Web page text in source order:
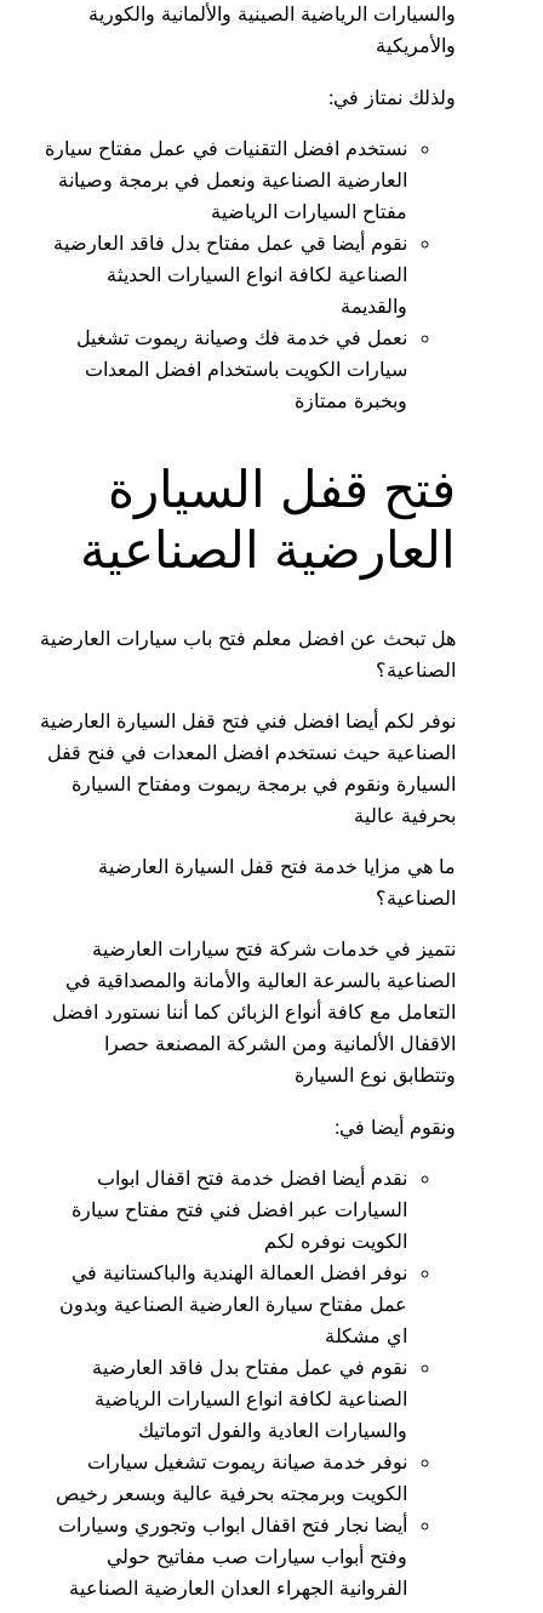
والسيارات الرياضية الصينية والألمانية والكورية
والأمريكية
ولذلك نمتاز في:
نستخدم افضل التقنيات في عمل مفتاح سيارة
العارضية الصناعية ونعمل في برمجة وصيانة
مفتاح السيارات الرياضية
نقوم أيضا قي عمل مفتاح بدل فاقد العارضية
الصناعية لكافة انواع السيارات الحديثة
والقديمة
نعمل في خدمة فك وصيانة ريموت تشغيل
سيارات الكويت باستخدام افضل المعدات
وبخبرة ممتازة
فتح قفل السيارة
العارضية الصناعية
هل تبحث عن افضل معلم فتح باب سيارات العارضية
الصناعية؟
نوفر لكم أيضا افضل فني فتح قفل السيارة العارضية
الصناعية حيث نستخدم افضل المعدات في فنح قفل
السيارة ونقوم في برمجة ريموت ومفتاح السيارة
بحرفية عالية
ما هي مزايا خدمة فتح قفل السيارة العارضية
الصناعية؟
نتميز في خدمات شركة فتح سيارات العارضية
الصناعية بالسرعة العالية والأمانة والمصداقية في
التعامل مع كافة أنواع الزبائن كما أننا نستورد افضل
الاقفال الألمانية ومن الشركة المصنعة حصرا
وتتطابق نوع السيارة
ونقوم أيضا في:
نقدم أيضا افضل خدمة فتح اقفال ابواب
السيارات عبر افضل فني فتح مفتاح سيارة
الكويت نوفره لكم
نوفر افضل العمالة الهندية والباكستانية في
عمل مفتاح سيارة العارضية الصناعية وبدون
اي مشكلة
نقوم في عمل مفتاح بدل فاقد العارضية
الصناعية لكافة انواع السيارات الرياضية
والسيارات العادية والفول اتوماتيك
نوفر خدمة صيانة ريموت تشغيل سيارات
الكويت وبرمجته بحرفية عالية وبسعر رخيص
أيضا نجار فتح اقفال ابواب وتجوري وسيارات
وفتح أبواب سيارات صب مفاتيح حولي
الفروانية الجهراء العدان العارضية الصناعية